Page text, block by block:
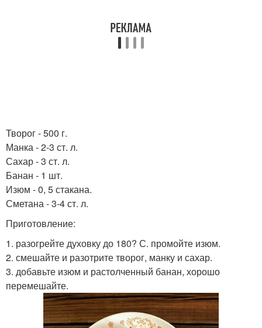
Творог - 500 г.
Манка - 2-3 ст. л.
Сахар - 3 ст. л.
Банан - 1 шт.
Изюм - 0, 5 стакана.
Сметана - 3-4 ст. л.
Приготовление:
1. разогрейте духовку до 180? С. промойте изюм.
2. смешайте и разотрите творог, манку и сахар.
3. добавьте изюм и растолченный банан, хорошо
перемешайте.